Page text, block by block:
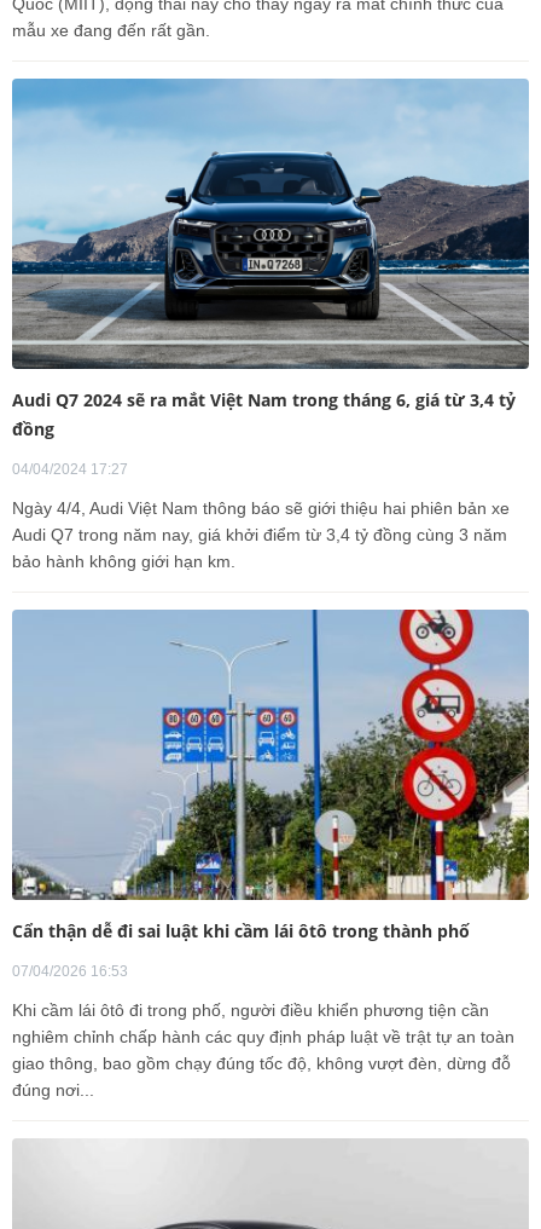
mẫu xe đang đến rất gần.
Audi Q7 2024 sẽ ra mắt Việt Nam trong tháng 6, giá từ 3,4 tỷ
đồng
04/04/2024 17:27
Ngày 4/4, Audi Việt Nam thông báo sẽ giới thiệu hai phiên bản xe
Audi Q7 trong năm nay, giá khởi điểm từ 3,4 tỷ đồng cùng 3 năm
bảo hành không giới hạn km.
Cẩn thận dễ đi sai luật khi cầm lái ôtô trong thành phố
07/04/2026 16:53
Khi cầm lái ôtô đi trong phố, người điều khiển phương tiện cần
nghiêm chỉnh chấp hành các quy định pháp luật về trật tự an toàn
giao thông, bao gồm chạy đúng tốc độ, không vượt đèn, dừng đỗ
đúng nơi...